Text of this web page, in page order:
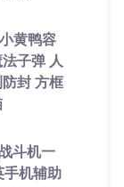
黄鸭容
子弹 人
封 方框
斗机一
手机辅助